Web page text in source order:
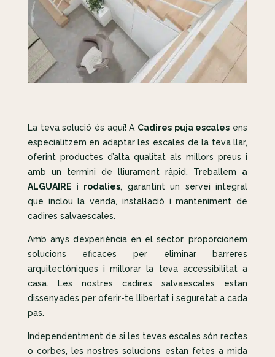
La teva solució és aquí! A Cadires puja escales ens
especialitzem en adaptar les escales de la teva llar,
oferint productes d’alta qualitat als millors preus i
amb un termini de lliurament ràpid. Treballem a
ALGUAIRE i rodalies, garantint un servei integral
que inclou la venda, instal·lació i manteniment de
cadires salvaescales.
Amb anys d’experiència en el sector, proporcionem
solucions eficaces per eliminar barreres
arquitectòniques i millorar la teva accessibilitat a
casa. Les nostres cadires salvaescales estan
dissenyades per oferir-te llibertat i seguretat a cada
pas.
Independentment de si les teves escales són rectes
o corbes, les nostres solucions estan fetes a mida